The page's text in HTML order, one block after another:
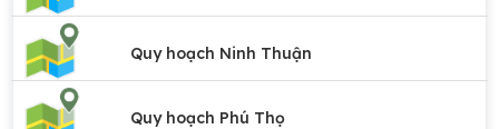
Quy hoạch Ninh Thuận
Quy hoạch Phú Thọ